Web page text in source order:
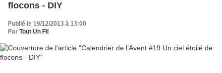
flocons - DIY
Publié le 19/12/2013 à 13:00
Par Tout Un Fil